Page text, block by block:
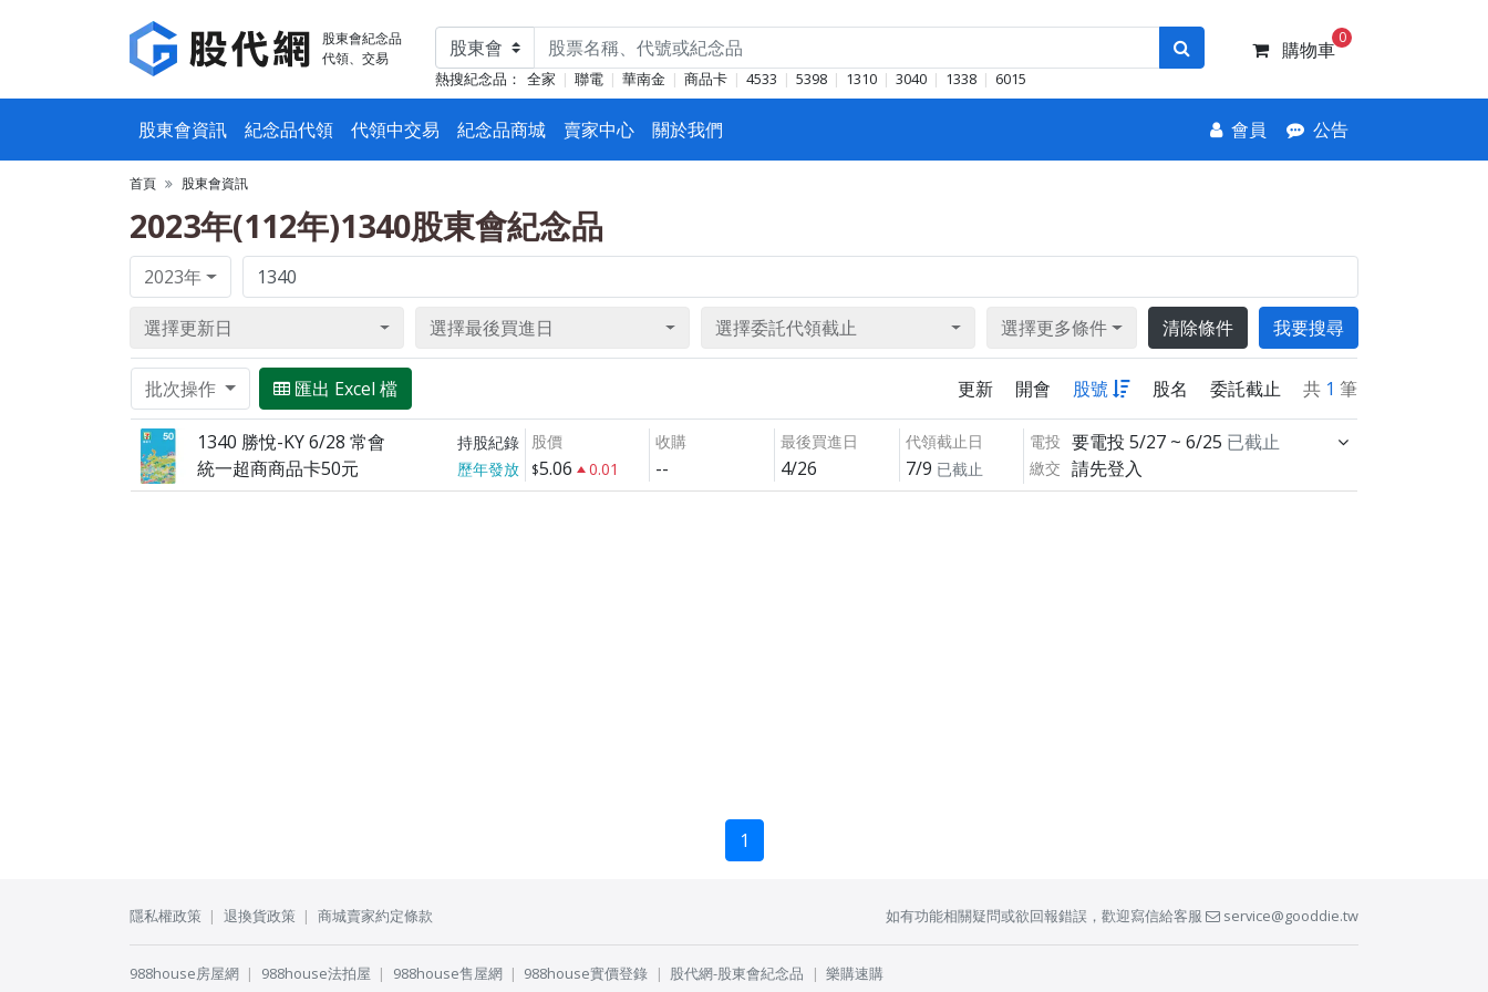
股東會紀念品
代領、交易
熱搜紀念品： 全家 聯電 華南金 商品卡 4533 5398 1310 3040 1338 6015
購物車
0
股東會資訊 紀念品代領 代領中交易 紀念品商城 賣家中心 關於我們 會員 公告
首頁 股東會資訊
2023年(112年)1340股東會紀念品
2023年
選擇更新日 選擇最後買進日 選擇委託代領截止 選擇更多條件 清除條件 我要搜尋
批次操作 匯出 Excel 檔 更新 開會 股號 股名 委託截止 共 1 筆
1340 勝悅-KY 6/28 常會 持股紀錄
統一超商商品卡50元 歷年發放
股價
5.06 0.01
收購
--
最後買進日
4/26
代領截止日
7/9 已截止
電投 要電投 5/27 ~ 6/25 已截止
繳交 請先登入
1
隱私權政策 退換貨政策 商城賣家約定條款 如有功能相關疑問或欲回報錯誤，歡迎寫信給客服 service@gooddie.tw
988house房屋網 988house法拍屋 988house售屋網 988house實價登錄 股代網-股東會紀念品 樂購速購